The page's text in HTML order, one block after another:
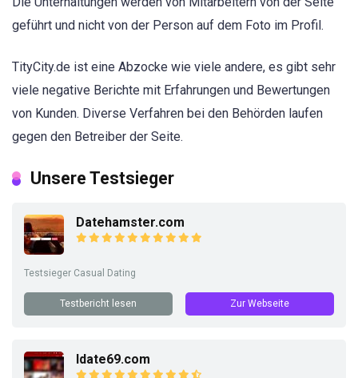
geführt und nicht von der Person auf dem Foto im Profil.
TityCity.de ist eine Abzocke wie viele andere, es gibt sehr
viele negative Berichte mit Erfahrungen und Bewertungen
von Kunden. Diverse Verfahren bei den Behörden laufen
gegen den Betreiber der Seite.
Unsere Testsieger
Datehamster.com
Testsieger Casual Dating
Testbericht lesen Zur Webseite
Idate69.com